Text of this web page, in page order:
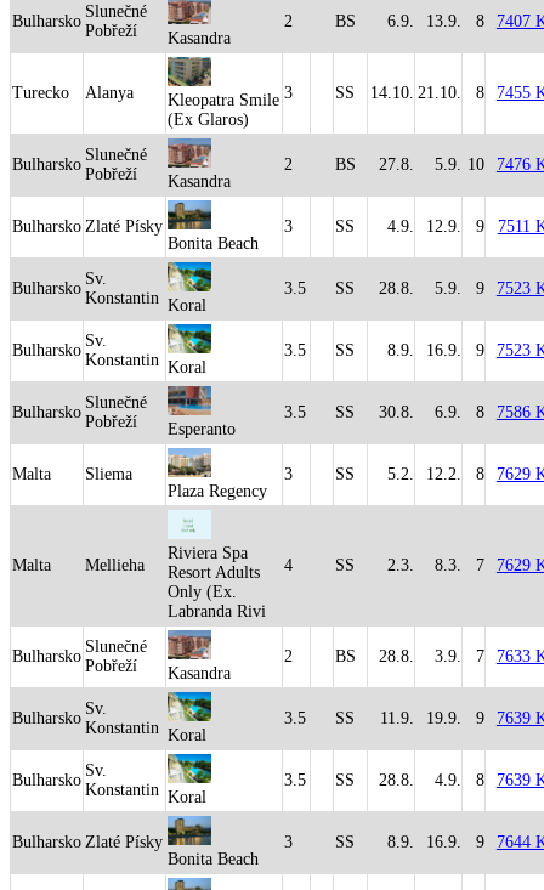
Bulharsko
Slunečné
Pobřeží
Kasandra
2 BS 6.9. 13.9. 8 7407
Turecko Alanya
Kleopatra Smile
(Ex Glaros)
3 SS 14.10. 21.10. 8 7455
Bulharsko
Slunečné
Pobřeží
Kasandra
2 BS 27.8. 5.9. 10 7476
Bulharsko Zlaté Písky
Bonita Beach
3 SS 4.9. 12.9. 9 7511
Bulharsko
Sv.
Konstantin Koral
3.5 SS 28.8. 5.9. 9 7523
Bulharsko
Sv.
Konstantin Koral
3.5 SS 8.9. 16.9. 9 7523
Bulharsko
Slunečné
Pobřeží
Esperanto
3.5 SS 30.8. 6.9. 8 7586
Malta
Sliema
Plaza Regency
3 SS 5.2. 12.2. 8 7629
Malta Mellieha
Riviera Spa
Resort Adults
Only (Ex.
Labranda Rivi
4 SS 2.3. 8.3. 7 7629
Bulharsko
Slunečné
Pobřeží
Kasandra
2 BS 28.8. 3.9. 7 7633
Bulharsko
Sv.
Konstantin Koral
3.5 SS 11.9. 19.9. 9 7639
Bulharsko
Sv.
Konstantin Koral
3.5 SS 28.8. 4.9. 8 7639
Bulharsko Zlaté Písky
Bonita Beach
3 SS 8.9. 16.9. 9 7644